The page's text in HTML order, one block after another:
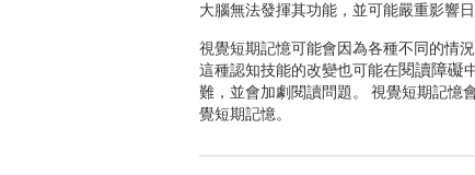
大腦無法發揮其功能，並可能嚴重影響日
視覺短期記憶可能會因為各種不同的情
這種認知技能的改變也可能在閱讀障礙
難，並會加劇閱讀問題。 視覺短期記憶
覺短期記憶。